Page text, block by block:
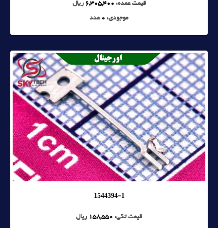
قیمت عمده: 6,305,400 ریال
موجودی: 0 عدد
1544394-1
قیمت تکی: 158,550 ریال